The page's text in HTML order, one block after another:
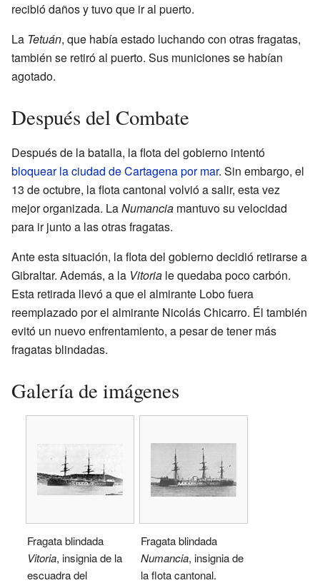
recibió daños y tuvo que ir al puerto.
La Tetuán, que había estado luchando con otras fragatas,
también se retiró al puerto. Sus municiones se habían
agotado.
Después del Combate
Después de la batalla, la flota del gobierno intentó
bloquear la ciudad de Cartagena por mar. Sin embargo, el
13 de octubre, la flota cantonal volvió a salir, esta vez
mejor organizada. LaNumancia mantuvo su velocidad
para ir junto a las otras fragatas.
Ante esta situación, la flota del gobierno decidió retirarse a
Gibraltar. Además, a la Vitoria le quedaba poco carbón.
Esta retirada llevó a que el almirante Lobo fuera
reemplazado por el almirante Nicolás Chicarro. Él también
evitó un nuevo enfrentamiento, a pesar de tener más
fragatas blindadas.
Galería de imágenes
Fragata blindada
Vitoria, insignia de la
escuadra del
Fragata blindada
Numancia, insignia de
la flota cantonal.